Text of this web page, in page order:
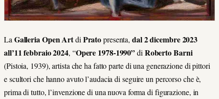
La Galleria Open Artdi Pratopresenta,dal 2 dicembre 2023
all’11 febbraio 2024, “Opere 1978-1990”di Roberto Barni
(Pistoia, 1939), artista che ha fatto parte di una generazione di pittori
e scultori che hanno avuto l’audacia di seguire un percorso che è,
prima di tutto, l’invenzione di una nuova forma di figurazione, in